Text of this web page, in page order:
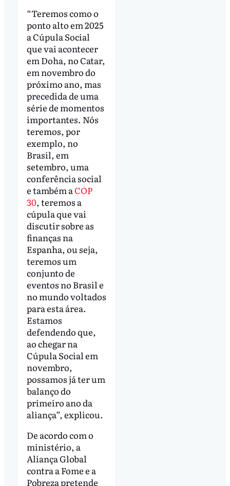
“Teremos como o
ponto alto em 2025
a Cúpula Social
que vai acontecer
em Doha, no Catar,
em novembro do
próximo ano, mas
precedida de uma
série de momentos
importantes. Nós
teremos, por
exemplo, no
Brasil, em
setembro, uma
conferência social
e também aCOP
30, teremos a
cúpula que vai
discutir sobre as
finanças na
Espanha, ou seja,
teremos um
conjunto de
eventos no Brasil e
no mundo voltados
para esta área.
Estamos
defendendo que,
ao chegar na
Cúpula Social em
novembro,
possamos já ter um
balanço do
primeiro ano da
aliança”, explicou.
De acordo com o
ministério, a
Aliança Global
contra a Fome e a
Pobreza pretende